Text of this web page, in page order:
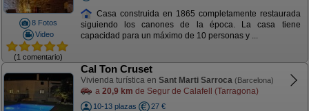
8 Fotos
Video
(1 comentario)
Casa construida en 1865 completamente restaurada
siguiendo los canones de la época. La casa tiene
capacidad para un máximo de 10 personas y ...
Cal Ton Cruset
Vivienda turística en Sant Marti Sarroca (Barcelona)
a 20,9 km de Segur de Calafell (Tarragona)
10-13 plazas
27 €